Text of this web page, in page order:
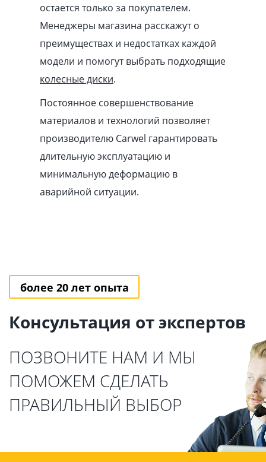
остается только за покупателем.
Менеджеры магазина расскажут о
преимуществах и недостатках каждой
модели и помогут выбрать подходящие
колесные диски.
Постоянное совершенствование
материалов и технологий позволяет
производителю Carwel гарантировать
длительную эксплуатацию и
минимальную деформацию в
аварийной ситуации.
более 20 лет опыта
Консультация от экспертов
ПОЗВОНИТЕ НАМ И МЫ
ПОМОЖЕМ СДЕЛАТЬ
ПРАВИЛЬНЫЙ ВЫБОР